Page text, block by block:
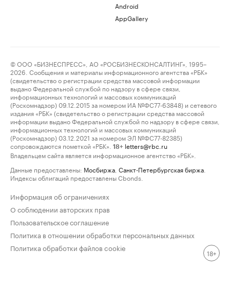
Android
AppGallery
© ООО «БИЗНЕСПРЕСС», АО «РОСБИЗНЕСКОНСАЛТИНГ», 1995–
2026. Сообщения и материалы информационного агентства «РБК»
(свидетельство о регистрации средства массовой информации
выдано Федеральной службой по надзору в сфере связи,
информационных технологий и массовых коммуникаций
(Роскомнадзор) 09.12.2015 за номером ИА №ФС77-63848) и сетевого
издания «РБК» (свидетельство о регистрации средства массовой
информации выдано Федеральной службой по надзору в сфере связи,
информационных технологий и массовых коммуникаций
(Роскомнадзор) 03.12.2021 за номером ЭЛ №ФС77-82385)
сопровождаются пометкой «РБК».
18+ letters@rbc.ru
Владельцем сайта является информационное агентство «РБК».
Данные предоставлены: Мосбиржа Санкт-Петербургская биржа
Индексы облигаций предоставлены Cbonds.
Информация об ограничениях
О соблюдении авторских прав
Пользовательское соглашение
Политика в отношении обработки персональных данных
Политика обработки файлов cookie
18+